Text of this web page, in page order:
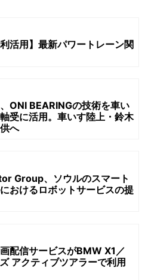
利活用】最新パワートレーン関
ONI BEARINGの技術を車い
受に活用。車いす陸上・鈴木
へ
Group、ソウルのスマート
おけるロボットサービスの提
配信サービスがBMW X1／
アクティブツアラーで利用